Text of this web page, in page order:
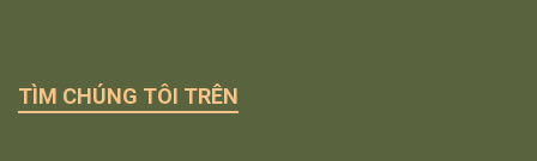
TÌM CHÚNG TÔI TRÊN